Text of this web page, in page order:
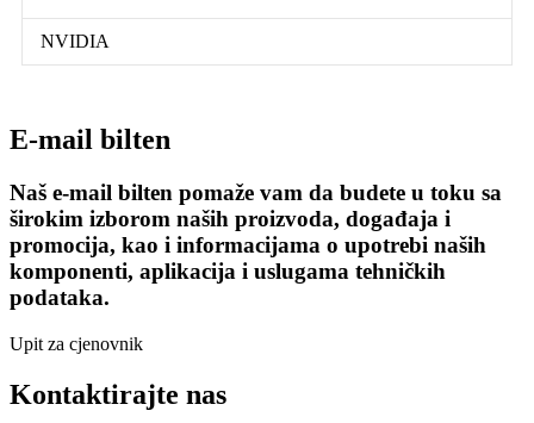
NVIDIA
E-mail bilten
Naš e-mail bilten pomaže vam da budete u toku sa
širokim izborom naših proizvoda, događaja i
promocija, kao i informacijama o upotrebi naših
komponenti, aplikacija i uslugama tehničkih
podataka.
Upit za cjenovnik
Kontaktirajte nas